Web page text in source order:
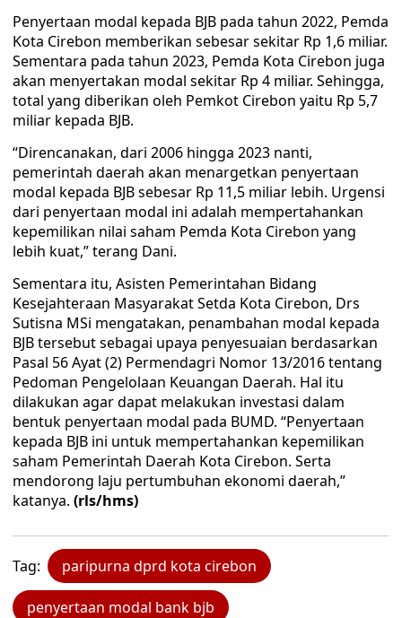
Penyertaan modal kepada BJB pada tahun 2022, Pemda
Kota Cirebon memberikan sebesar sekitar Rp 1,6 miliar.
Sementara pada tahun 2023, Pemda Kota Cirebon juga
akan menyertakan modal sekitar Rp 4 miliar. Sehingga,
total yang diberikan oleh Pemkot Cirebon yaitu Rp 5,7
miliar kepada BJB.
“Direncanakan, dari 2006 hingga 2023 nanti,
pemerintah daerah akan menargetkan penyertaan
modal kepada BJB sebesar Rp 11,5 miliar lebih. Urgensi
dari penyertaan modal ini adalah mempertahankan
kepemilikan nilai saham Pemda Kota Cirebon yang
lebih kuat,” terang Dani.
Sementara itu, Asisten Pemerintahan Bidang
Kesejahteraan Masyarakat Setda Kota Cirebon, Drs
Sutisna MSi mengatakan, penambahan modal kepada
BJB tersebut sebagai upaya penyesuaian berdasarkan
Pasal 56 Ayat (2) Permendagri Nomor 13/2016 tentang
Pedoman Pengelolaan Keuangan Daerah. Hal itu
dilakukan agar dapat melakukan investasi dalam
bentuk penyertaan modal pada BUMD. “Penyertaan
kepada BJB ini untuk mempertahankan kepemilikan
saham Pemerintah Daerah Kota Cirebon. Serta
mendorong laju pertumbuhan ekonomi daerah,”
katanya. (rls/hms)
Tag: paripurna dprd kota cirebon
penyertaan modal bank bjb